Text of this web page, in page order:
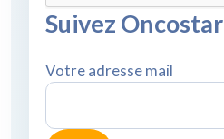
Suivez Oncostar
Votre adresse mail